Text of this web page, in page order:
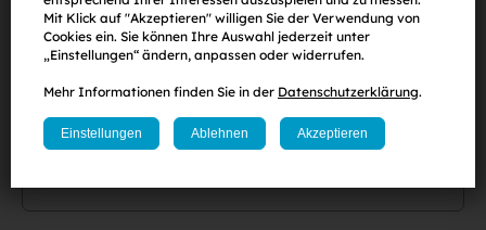
Nachname
E-Mail-Adresse
Mit Klick auf "Akzeptieren" willigen Sie der Verwendung von
Cookies ein. Sie können Ihre Auswahl jederzeit unter
„Einstellungen“ ändern, anpassen oder widerrufen.
Mehr Informationen finden Sie in der Datenschutzerklärung.
Einstellungen Ablehnen Akzeptieren